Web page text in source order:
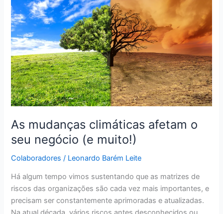
As mudanças climáticas afetam o
seu negócio (e muito!)
Colaboradores / Leonardo Barém Leite
Há algum tempo vimos sustentando que as matrizes de
riscos das organizações são cada vez mais importantes, e
precisam ser constantemente aprimoradas e atualizadas.
afetam
o
seu
negócio
(e
muito!)